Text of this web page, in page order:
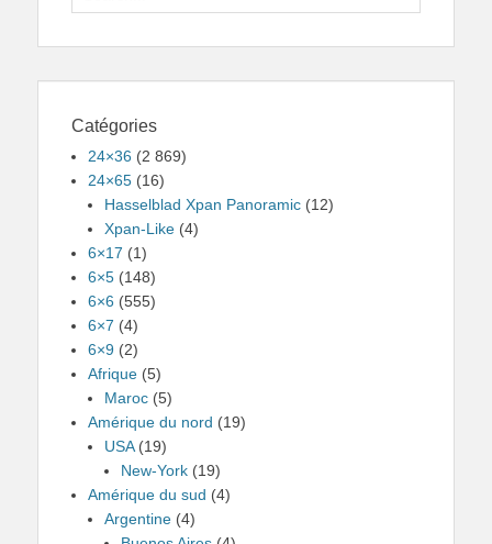
for:
Catégories
24×36 (2 869)
24×65 (16)
Hasselblad Xpan Panoramic (12)
Xpan-Like (4)
6×17 (1)
6×5 (148)
6×6 (555)
6×7 (4)
6×9 (2)
Afrique (5)
Maroc (5)
Amérique du nord (19)
USA(19)
New-York (19)
Amérique du sud (4)
Argentine (4)